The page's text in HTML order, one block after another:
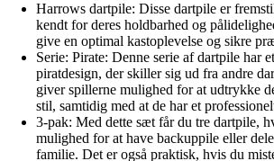
Harrows dartpile: Disse dartpile er
kendt for deres holdbarhed og
give en optimal kastoplevelse og sikre
Serie: Pirate: Denne serie af dartpile har
piratdesign, der skiller sig ud fra andre
giver spillerne mulighed for at udtrykke
stil, samtidig med at de har et
3-pak: Med dette sæt får du tre dartpile,
mulighed for at have backuppile eller
familie. Det er også praktisk, hvis du